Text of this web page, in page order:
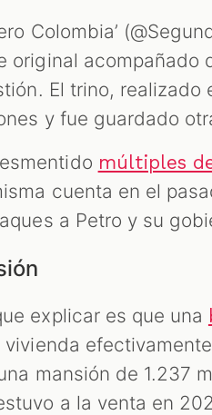
Colombia’
original acompañado
El trino, realizado
y fue guardado
múltiples
cuenta en el
a Petro y su
explicar es que una
vivienda
mansión de 1.237
a la venta en